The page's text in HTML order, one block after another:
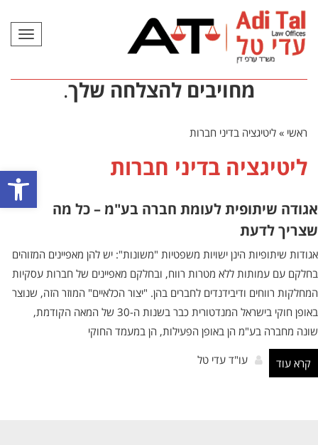
פתח
מחויבים להצלחה שלך.
ראשי » ליטיגציה בדיני חברות
ליטיגציה בדיני חברות
אגודה שיתופית לעומת חברה בע"מ – כל מה
שצריך לדעת
אגודות שיתופיות הינן ישויות משפטיות "משונות": יש להן מאפיינים המזוהים
בחלקם עם עמותות ללא מטרות רווח, ובחלקם מאפיינים של חברות עסקיות
המחלקות רווחים ודיבידנדים לחברים בהן. "יצור הכלאיים" המוזר הזה, שנוצר
באופן חוקי בישראל המנדטורית כבר בשנות ה-30 של המאה הקודמת,
שונה מחברה בע"מ הן באופן הפעילות, הן במעמד החוקי
עו"ד עדי טל
קרא עוד